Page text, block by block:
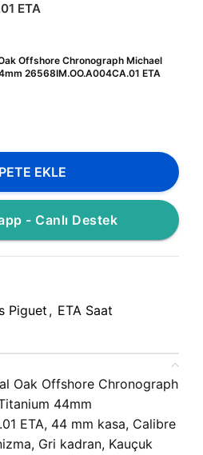
ETA
Offshore Chronograph Michael
26568IM.OO.A004CA.01 ETA
EKLE
- Canlı Destek
Piguet , ETA Saat
Oak Offshore Chronograph
44mm
ETA, 44 mm kasa, Calibre
Gri kadran, Kauçuk